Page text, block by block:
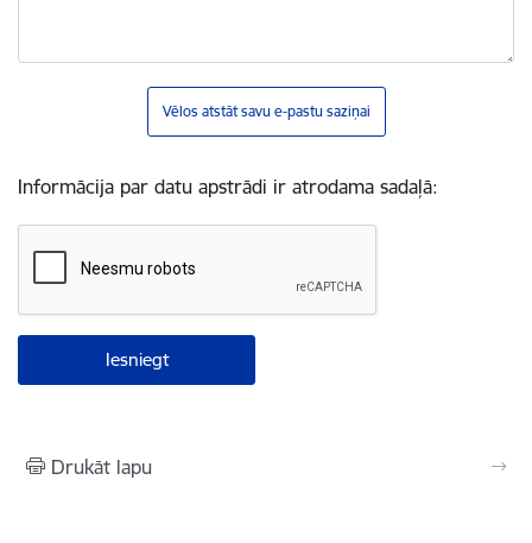
Vēlos atstāt savu e-pastu saziņai
Informācija par datu apstrādi ir atrodama sadaļā:
Drukāt lapu